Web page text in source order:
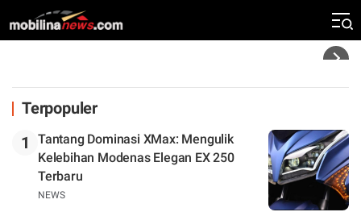
Rekor Kecepatan Silverstone!
Terpopuler
1
Tantang Dominasi XMax: Mengulik
Kelebihan Modenas Elegan EX 250
Terbaru
NEWS